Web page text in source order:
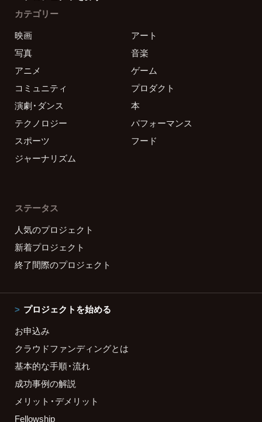
カテゴリー
映画
アート
写真
音楽
アニメ
ゲーム
コミュニティ
プロダクト
演劇・ダンス
本
テクノロジー
パフォーマンス
スポーツ
フード
ジャーナリズム
ステータス
人気のプロジェクト
新着プロジェクト
終了間際のプロジェクト
プロジェクトを始める
お申込み
クラウドファンディングとは
基本的な手順・流れ
成功事例の解説
メリット・デメリット
Fellowship